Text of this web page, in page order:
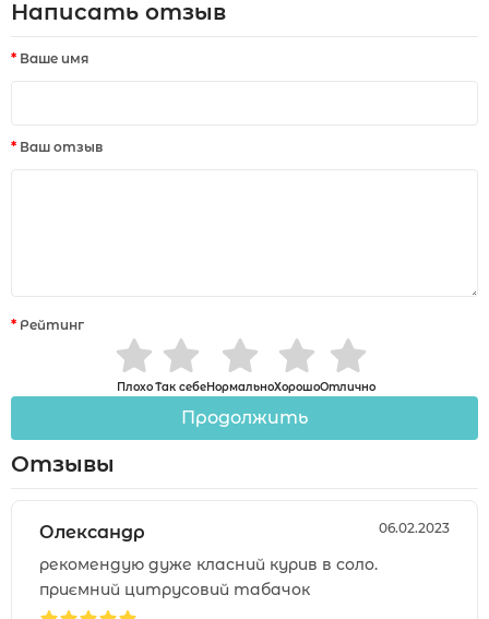
Написать отзыв
Ваше имя
Ваш отзыв
Рейтинг
ПлохоТак себеНормальноХорошоОтлично
Продолжить
Отзывы
Олександр 06.02.2023
рекомендую дуже класний курив в соло.
приємний цитрусовий табачок